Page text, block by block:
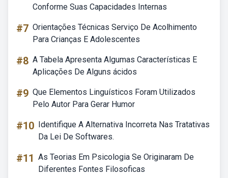
Conforme Suas Capacidades Internas
#7 Orientações Técnicas Serviço De Acolhimento
Para Crianças E Adolescentes
#8 A Tabela Apresenta Algumas Características E
Aplicações De Alguns ácidos
#9 Que Elementos Linguísticos Foram Utilizados
Pelo Autor Para Gerar Humor
#10 Identifique A Alternativa Incorreta Nas Tratativas
Da Lei De Softwares.
#11 As Teorias Em Psicologia Se Originaram De
Diferentes Fontes Filosoficas